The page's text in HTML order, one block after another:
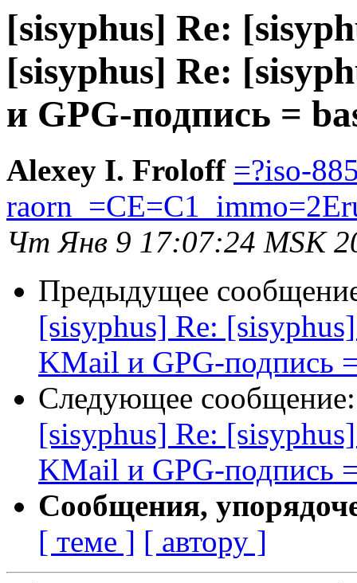
[sisyphus] Re:
[sisyphus] Re:
и GPG-подпись =
Alexey I. Froloff =?iso-
Чт Янв 9 17:07:24 MSK
Предыдущее
[sisyphus] Re:
KMail и GPG-подпись
Следующее
[sisyphus] Re:
KMail и GPG-подпись
Сообщения,
[ теме ] [ автору ]